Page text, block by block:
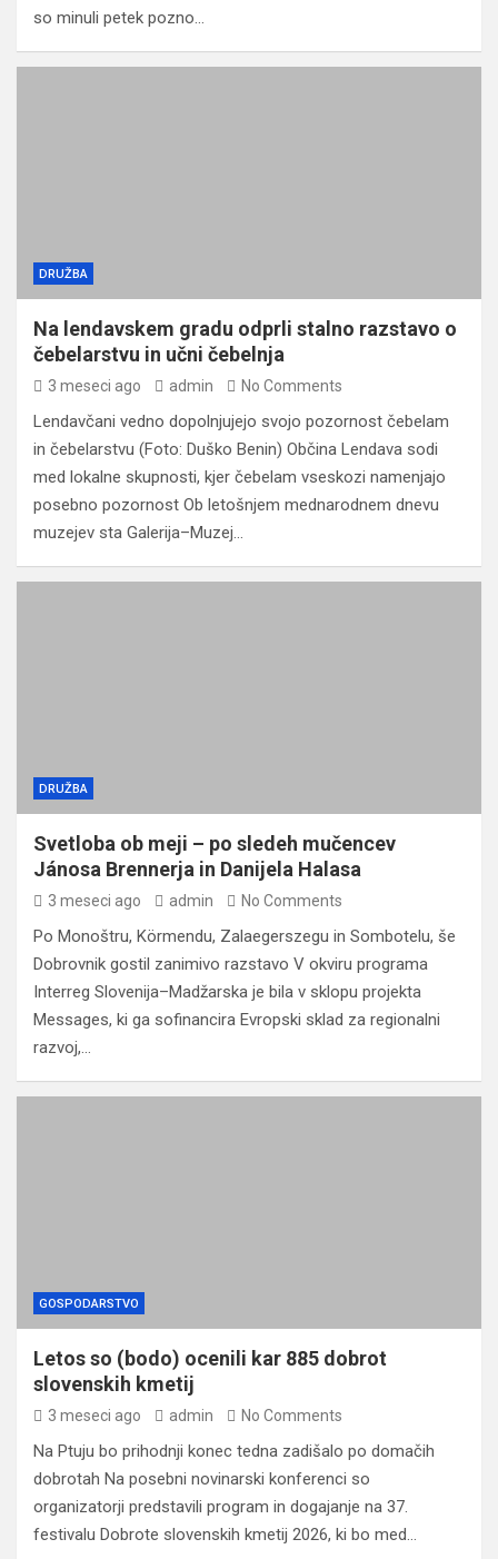
so minuli petek pozno…
DRUŽBA
Na lendavskem gradu odprli stalno razstavo o
čebelarstvu in učni čebelnja
3 meseci ago admin No Comments
Lendavčani vedno dopolnjujejo svojo pozornost čebelam
in čebelarstvu (Foto: Duško Benin) Občina Lendava sodi
med lokalne skupnosti, kjer čebelam vseskozi namenjajo
posebno pozornost Ob letošnjem mednarodnem dnevu
muzejev sta Galerija–Muzej…
DRUŽBA
Svetloba ob meji – po sledeh mučencev
Jánosa Brennerja in Danijela Halasa
3 meseci ago admin No Comments
Po Monoštru, Körmendu, Zalaegerszegu in Sombotelu, še
Dobrovnik gostil zanimivo razstavo V okviru programa
Interreg Slovenija–Madžarska je bila v sklopu projekta
Messages, ki ga sofinancira Evropski sklad za regionalni
razvoj,…
GOSPODARSTVO
Letos so (bodo) ocenili kar 885 dobrot
slovenskih kmetij
3 meseci ago admin No Comments
Na Ptuju bo prihodnji konec tedna zadišalo po domačih
dobrotah Na posebni novinarski konferenci so
organizatorji predstavili program in dogajanje na 37.
festivalu Dobrote slovenskih kmetij 2026, ki bo med…